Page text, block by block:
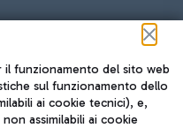
il funzionamento del sito web
sul funzionamento dello
ai cookie tecnici), e,
assimilabili ai cookie